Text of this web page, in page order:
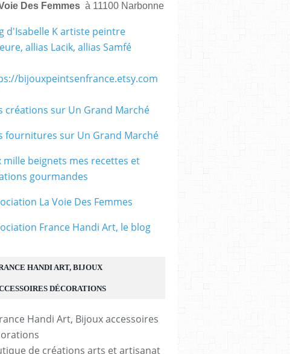
HANDI ART, BIJOUX
DÉCORATIONS
de créations arts et artisanat
Des Femmes à 11100 Narbonne
d'Isabelle K artiste peintre
allias Lacik, allias Samfé
bijouxpeintsenfrance.etsy.com
créations sur Un Grand Marché
fournitures sur Un Grand Marché
mille beignets mes recettes et
gourmandes
La Voie Des Femmes
France Handi Art, le blog